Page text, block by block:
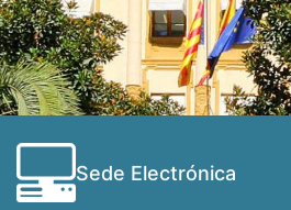
Sede Electrónica